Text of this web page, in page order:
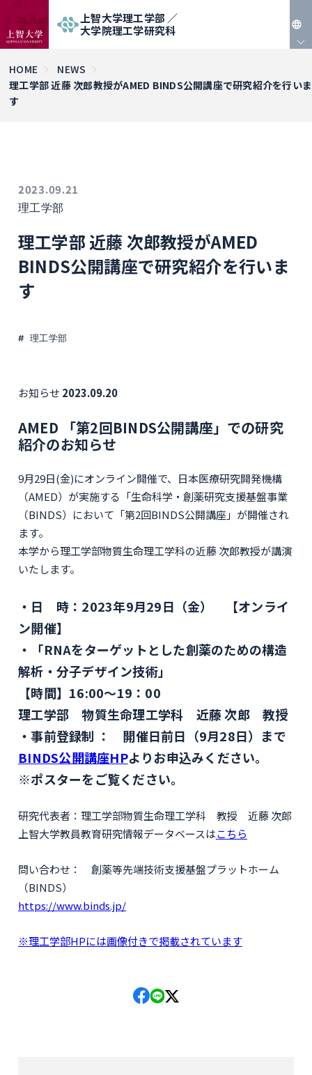
上智大学理工学部 ／
大学院理工学研究科
EN
HOME
NEWS
理工学部 近藤 次郎教授がAMED BINDS公開講座で研究紹介を行いま
す
2023.09.21
理工学部
理工学部 近藤 次郎教授がAMED
BINDS公開講座で研究紹介を行いま
す
理工学部
お知らせ 2023.09.20
AMED 「第2回BINDS公開講座」での研究
紹介のお知らせ
9月29日(金)にオンライン開催で、日本医療研究開発機構
（AMED）が実施する「生命科学・創薬研究支援基盤事業
（BINDS）において「第2回BINDS公開講座」が開催され
ます。
本学から理工学部物質生命理工学科の近藤 次郎教授が講演
いたします。
日 時：2023年9月29日（金） 【オンライ
ン開催】
「RNAをターゲットとした創薬のための構造
解析・分子デザイン技術」
【時間】16:00～19：00
理工学部 物質生命理工学科 近藤 次郎 教授
事前登録制 ： 開催日前日（9月28日）まで
BINDS公開講座HPよりお申込みください。
※ポスターをご覧ください。
研究代表者：理工学部物質生命理工学科 教授 近藤 次郎
上智大学教員教育研究情報データベースはこちら
問い合わせ： 創薬等先端技術支援基盤プラットホーム
（BINDS）
https://www.binds.jp/
※理工学部HPには画像付きで掲載されています